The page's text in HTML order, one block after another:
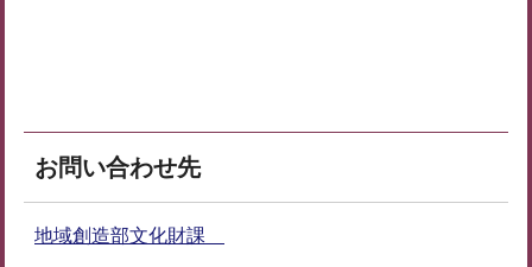
お問い合わせ先
地域創造部文化財課